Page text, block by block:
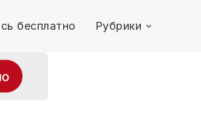
бесплатно Рубрики